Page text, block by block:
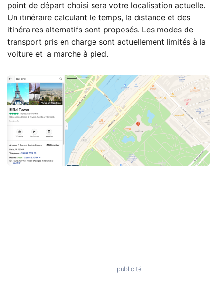
point de départ choisi sera votre localisation actuelle.
Un itinéraire calculant le temps, la distance et des
itinéraires alternatifs sont proposés. Les modes de
transport pris en charge sont actuellement limités à la
voiture et la marche à pied.